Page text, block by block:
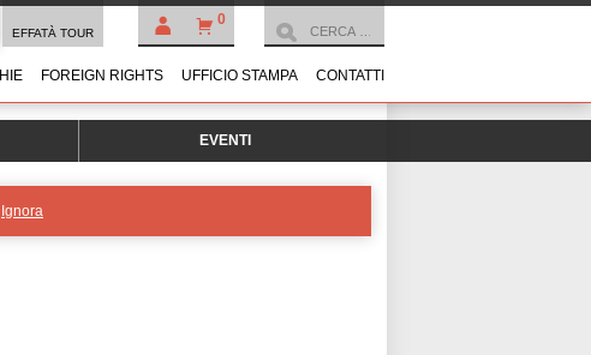
0
EFFATÀ TOUR
FOREIGN RIGHTS UFFICIO STAMPA CONTATTI
EVENTI
Ignora